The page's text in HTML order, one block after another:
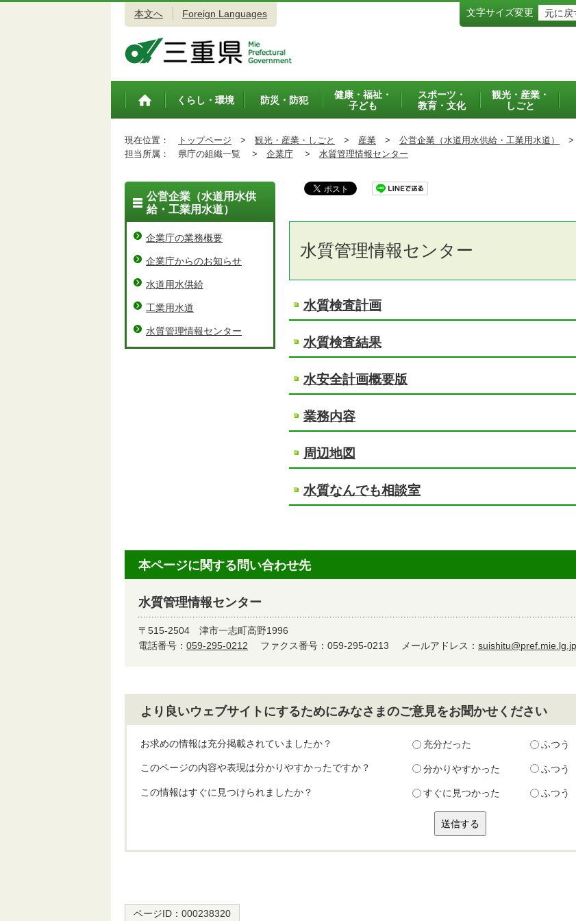
本文へ Foreign Languages 文字サイズ変更 元に戻
トップペ
くらし・環境 防災・防犯
健康・福祉・
子ども
スポーツ・
教育・文化
観光・産業・
しごと
現在位置： トップページ > 観光・産業・しごと > 産業 > 公営企業（水道用水供給・工業用水道） >
担当所属：
県庁の組織一覧 > 企業庁 > 水質管理情報センター
水質管理情報センター
水質検査計画
水質検査結果
水安全計画概要版
業務内容
周辺地図
水質なんでも相談室
公営企業（水道用水供
給・工業用水道）
企業庁の業務概要
企業庁からのお知らせ
水道用水供給
工業用水道
水質管理情報センター
本ページに関する問い合わせ先
水質管理情報センター
〒515-2504 津市一志町高野1996
電話番号： 059-295-0212 ファクス番号：059-295-0213 メールアドレス： suishitu@pref.mie.lg.jp
より良いウェブサイトにするためにみなさまのご意見をお聞かせください
お求めの情報は充分掲載されていましたか？ 充分だった ふつう
このページの内容や表現は分かりやすかったですか？ 分かりやすかった ふつう
この情報はすぐに見つけられましたか？ すぐに見つかった ふつう
ページID： 000238320